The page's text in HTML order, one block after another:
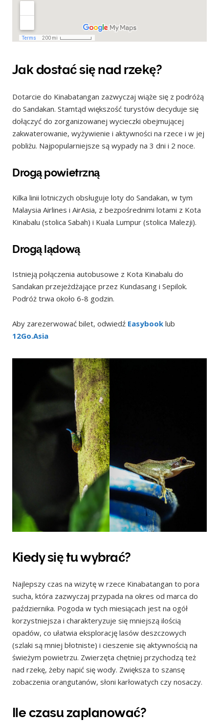
Jak dostać się nad rzekę?
Dotarcie do Kinabatangan zazwyczaj wiąże się z podróżą
do Sandakan. Stamtąd większość turystów decyduje się
dołączyć do zorganizowanej wycieczki obejmującej
zakwaterowanie, wyżywienie i aktywności na rzece i w jej
pobliżu. Najpopularniejsze są wypady na 3 dni i 2 noce.
Drogą powietrzną
Kilka linii lotniczych obsługuje loty do Sandakan, w tym
Malaysia Airlines i AirAsia, z bezpośrednimi lotami z Kota
Kinabalu (stolica Sabah) i Kuala Lumpur (stolica Malezji).
Drogą lądową
Istnieją połączenia autobusowe z Kota Kinabalu do
Sandakan przejeżdżające przez Kundasang i Sepilok.
Podróż trwa około 6-8 godzin.
Aby zarezerwować bilet, odwiedź Easybook lub
12Go.Asia
Kiedy się tu wybrać?
Najlepszy czas na wizytę w rzece Kinabatangan to pora
sucha, która zazwyczaj przypada na okres od marca do
października. Pogoda w tych miesiącach jest na ogół
korzystniejsza i charakteryzuje się mniejszą ilością
opadów, co ułatwia eksplorację lasów deszczowych
(szlaki są mniej błotniste) i cieszenie się aktywnością na
świeżym powietrzu. Zwierzęta chętniej przychodzą też
nad rzekę, żeby napić się wody. Zwiększa to szansę
zobaczenia orangutanów, słoni karłowatych czy nosaczy.
Ile czasu zaplanować?